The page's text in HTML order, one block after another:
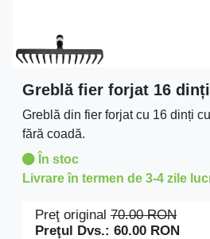
Greblă fier forjat 16 dinți
Greblă din fier forjat cu 16 dinți
fără coadă.
În stoc
Livrare în termen de 3-4 zile
Preţ original 70.00RON
Preţul Dvs.: 60.00 RON